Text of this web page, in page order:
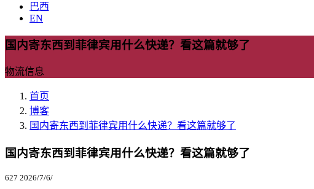
巴西
EN
国内寄东西到菲律宾用什么快递？看这篇就够了
物流信息
首页
博客
国内寄东西到菲律宾用什么快递？看这篇就够了
国内寄东西到菲律宾用什么快递？看这篇就够了
627 2026/7/6/